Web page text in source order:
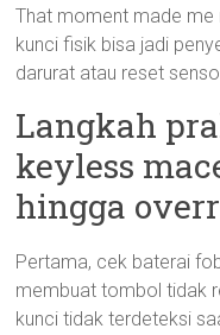
That moment made me
kunci fisik bisa jadi
darurat atau reset
Langkah
keyless
hingga
Pertama, cek baterai
membuat tombol tidak
kunci tidak terdeteksi